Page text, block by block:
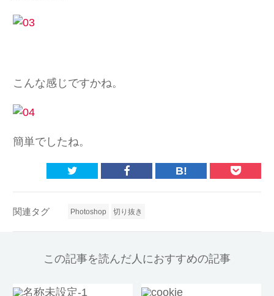
こんな感じですかね。
簡単でしたね。
B!
関連タグ Photoshop 切り抜き
この記事を読んだ人におすすめの記事